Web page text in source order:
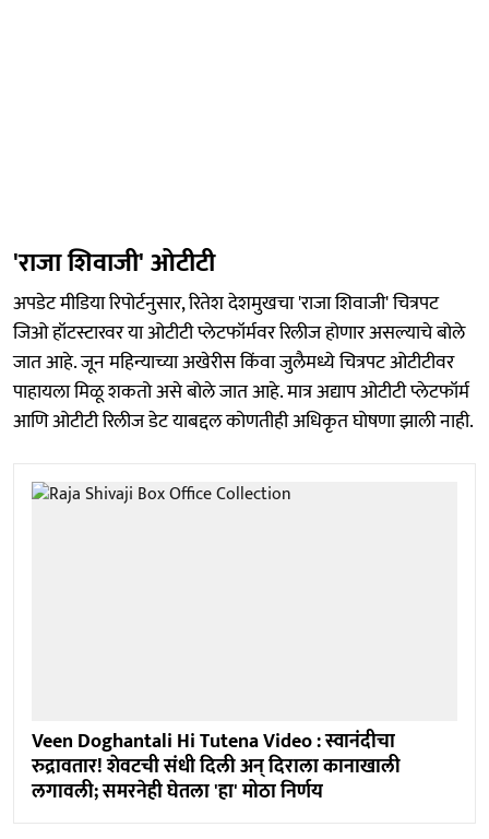
'राजा शिवाजी' ओटीटी
अपडेट मीडिया रिपोर्टनुसार, रितेश देशमुखचा 'राजा शिवाजी' चित्रपट
जिओ हॉटस्टारवर या ओटीटी प्लेटफॉर्मवर रिलीज होणार असल्याचे बोले
जात आहे. जून महिन्याच्या अखेरीस किंवा जुलैमध्ये चित्रपट ओटीटीवर
पाहायला मिळू शकतो असे बोले जात आहे. मात्र अद्याप ओटीटी प्लेटफॉर्म
आणि ओटीटी रिलीज डेट याबद्दल कोणतीही अधिकृत घोषणा झाली नाही.
Veen Doghantali Hi Tutena Video : स्वानंदीचा
रुद्रावतार! शेवटची संधी दिली अन् दिराला कानाखाली
लगावली; समरनेही घेतला 'हा' मोठा निर्णय